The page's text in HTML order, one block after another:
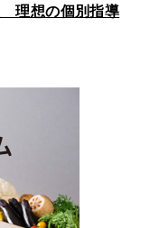
理想の個別指導